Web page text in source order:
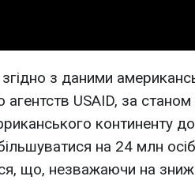
з даними
агентств USAID, за
континенту
на 24 млн
що, незважаючи на